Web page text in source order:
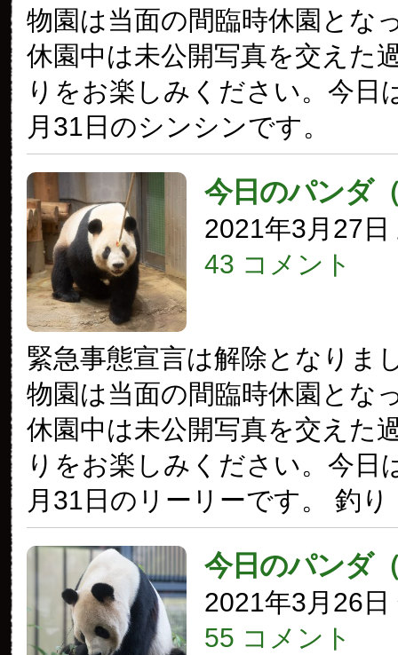
物園は当面の間臨時休園とな
休園中は未公開写真を交えた
りをお楽しみください。今日
月31日のシンシンです。
今日のパンダ
2021年3月27日
43 コメント
緊急事態宣言は解除となりま
物園は当面の間臨時休園とな
休園中は未公開写真を交えた
りをお楽しみください。今日
月31日のリーリーです。 釣り
今日のパンダ
2021年3月26日
55 コメント